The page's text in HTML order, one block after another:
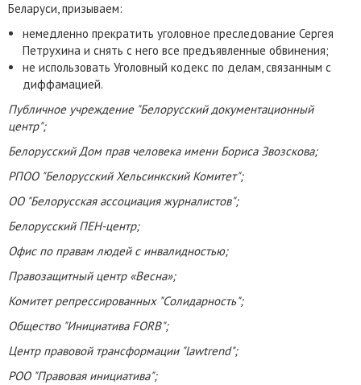
Беларуси, призываем:
немедленно прекратить уголовное преследование Сергея
Петрухина и снять с него все предъявленные обвинения;
не использовать Уголовный кодекс по делам, связанным с
диффамацией.
Публичное учреждение "Белорусский документационный
центр";
Белорусский Дом прав человека имени Бориса Звозскова;
РПОО "Белорусский Хельсинкский Комитет";
ОО "Белорусская ассоциация журналистов";
Белорусский ПЕН-центр;
Офис по правам людей с инвалидностью;
Правозащитный центр «Весна»;
Комитет репрессированных "Солидарность";
Общество "Инициатива FORB";
Центр правовой трансформации "lawtrend";
РОО "Правовая инициатива";